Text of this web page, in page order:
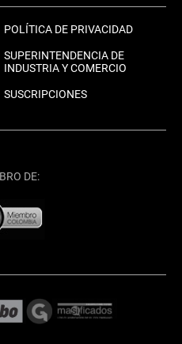
POLÍTICA DE PRIVACIDAD
SUPERINTENDENCIA DE
INDUSTRIA Y COMERCIO
SUSCRIPCIONES
DE: